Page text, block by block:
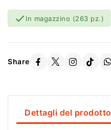
 In magazzino (263 pz.)
Share
Dettagli del prodotto